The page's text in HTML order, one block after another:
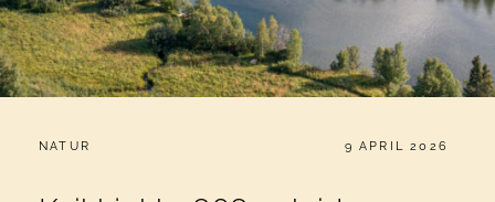
CATEGORIES:
NATUR PUBLICERAT
9 APRIL 2026